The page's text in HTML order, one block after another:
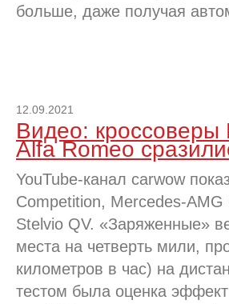
больше, даже получая
12.09.2021
Видео: кроссоверы
Alfa Romeo
YouTube-канал carwow
Competition, Mercedes-
Stelvio QV. «Заряженные»
места на четверть мили,
километров в час) на
тестом была оценка